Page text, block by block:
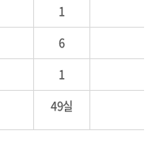
1
6
1
49실